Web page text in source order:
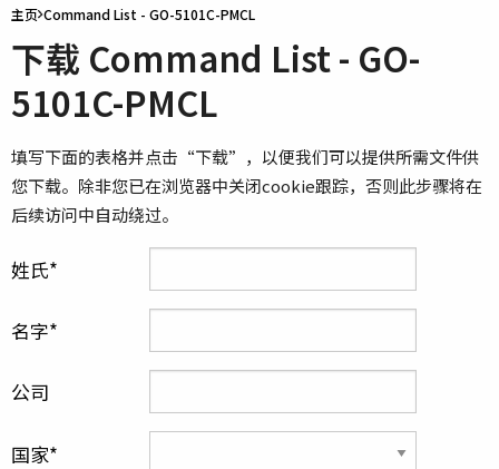
主页 Command List - GO-5101C-PMCL
下载 Command List - GO-
5101C-PMCL
填写下面的表格并点击“下载”，以便我们可以提供所需文件供
您下载。除非您已在浏览器中关闭cookie跟踪，否则此步骤将在
后续访问中自动绕过。
姓氏
名字
公司
国家